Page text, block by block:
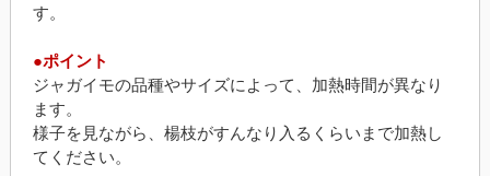
す。
●ポイント
ジャガイモの品種やサイズによって、加熱時間が異なり
ます。
様子を見ながら、楊枝がすんなり入るくらいまで加熱し
てください。